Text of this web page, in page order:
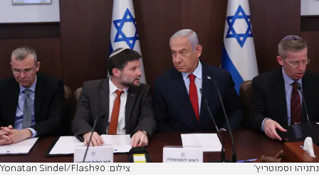
נתניהו וסמוטריץ' צילום: Yonatan Sindel/Flash90